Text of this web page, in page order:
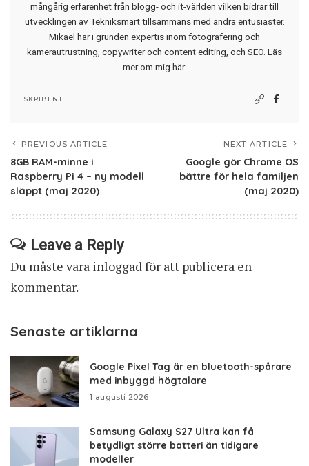
mångårig erfarenhet från blogg- och it-världen vilken bidrar till
utvecklingen av Tekniksmart tillsammans med andra entusiaster.
Mikael har i grunden expertis inom fotografering och
kamerautrustning, copywriter och content editing, och SEO. Läs
mer om mig här.
SKRIBENT
PREVIOUS ARTICLE
8GB RAM-minne i
Raspberry Pi 4 – ny modell
släppt (maj 2020)
NEXT ARTICLE
Google gör Chrome OS
bättre för hela familjen
(maj 2020)
Leave a Reply
Du måste vara inloggadför att publicera en
kommentar.
Senaste artiklarna
Google Pixel Tag är en bluetooth-spårare
med inbyggd högtalare
1 augusti 2026
Samsung Galaxy S27 Ultra kan få
betydligt större batteri än tidigare
modeller